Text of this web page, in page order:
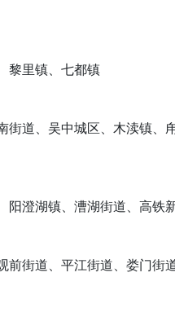
黎里镇、七都镇
道、吴中城区、木渎镇、
阳澄湖镇、漕湖街道、高铁
前街道、平江街道、娄门街